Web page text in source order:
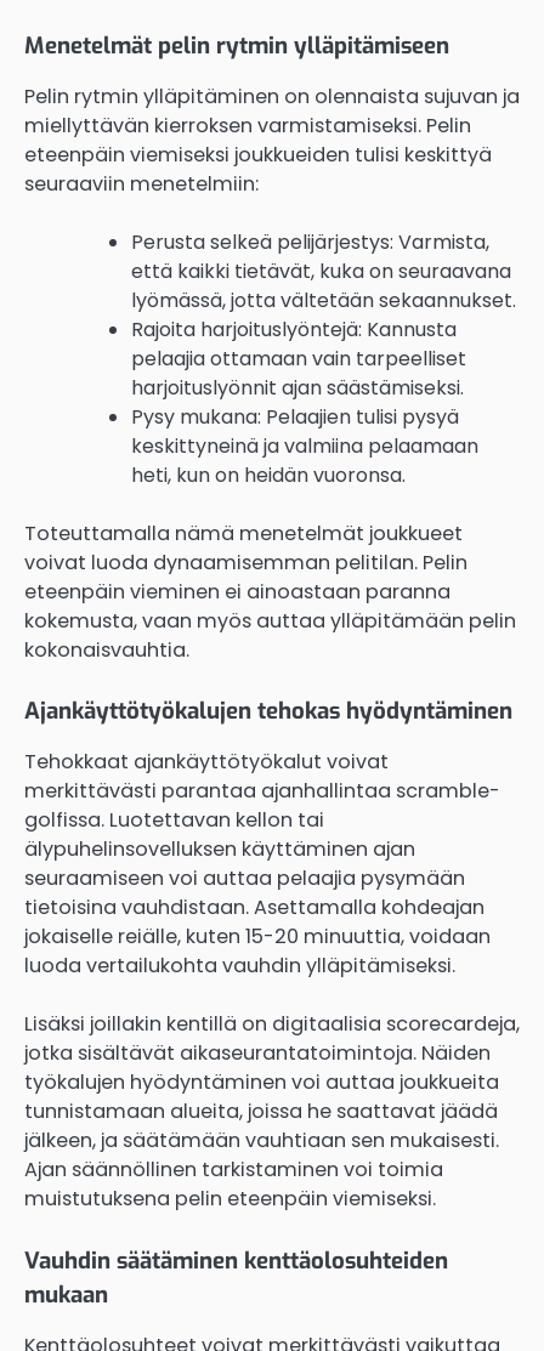
Menetelmät pelin rytmin ylläpitämiseen
Pelin rytmin ylläpitäminen on olennaista sujuvan ja
miellyttävän kierroksen varmistamiseksi. Pelin
eteenpäin viemiseksi joukkueiden tulisi keskittyä
seuraaviin menetelmiin:
Perusta selkeä pelijärjestys: Varmista,
että kaikki tietävät, kuka on seuraavana
lyömässä, jotta vältetään sekaannukset.
Rajoita harjoituslyöntejä: Kannusta
pelaajia ottamaan vain tarpeelliset
harjoituslyönnit ajan säästämiseksi.
Pysy mukana: Pelaajien tulisi pysyä
keskittyneinä ja valmiina pelaamaan
heti, kun on heidän vuoronsa.
Toteuttamalla nämä menetelmät joukkueet
voivat luoda dynaamisemman pelitilan. Pelin
eteenpäin vieminen ei ainoastaan paranna
kokemusta, vaan myös auttaa ylläpitämään pelin
kokonaisvauhtia.
Ajankäyttötyökalujen tehokas hyödyntäminen
Tehokkaat ajankäyttötyökalut voivat
merkittävästi parantaa ajanhallintaa scramble-
golfissa. Luotettavan kellon tai
älypuhelinsovelluksen käyttäminen ajan
seuraamiseen voi auttaa pelaajia pysymään
tietoisina vauhdistaan. Asettamalla kohdeajan
jokaiselle reiälle, kuten 15-20 minuuttia, voidaan
luoda vertailukohta vauhdin ylläpitämiseksi.
Lisäksi joillakin kentillä on digitaalisia scorecardeja,
jotka sisältävät aikaseurantatoimintoja. Näiden
työkalujen hyödyntäminen voi auttaa joukkueita
tunnistamaan alueita, joissa he saattavat jäädä
jälkeen, ja säätämään vauhtiaan sen mukaisesti.
Ajan säännöllinen tarkistaminen voi toimia
muistutuksena pelin eteenpäin viemiseksi.
Vauhdin säätäminen kenttäolosuhteiden
mukaan
Kenttäolosuhteet voivat merkittävästi vaikuttaa